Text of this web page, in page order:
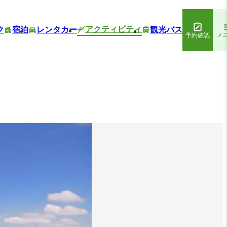
宿泊 レンタカー アクティビティ 観光バス
予約確認 メ